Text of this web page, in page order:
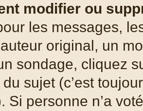
modifier ou
les messages,
original, un
sondage, cliquez
sujet (c’est
Si personne n’a